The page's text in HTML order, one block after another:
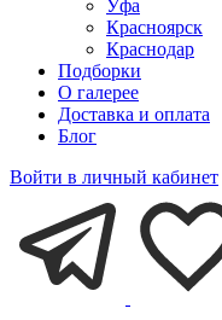
Уфа
Красноярск
Краснодар
Подборки
О галерее
Доставка и оплата
Блог
Войти в личный кабинет